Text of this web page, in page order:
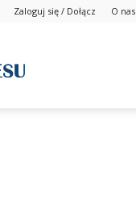
Zaloguj się / Dołącz O nas